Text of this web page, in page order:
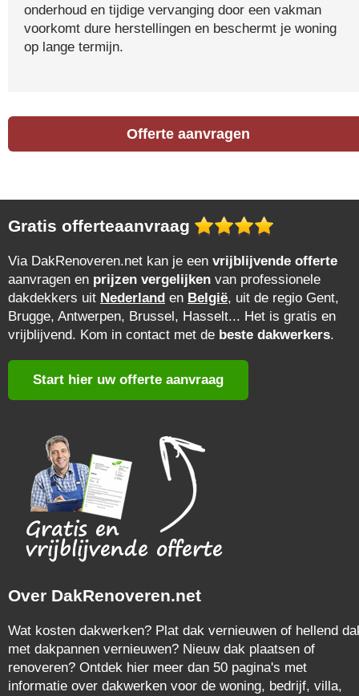
onderhoud en tijdige vervanging door een vakman
voorkomt dure herstellingen en beschermt je woning
op lange termijn.
Offerte aanvragen
Gratis offerteaanvraag
Via DakRenoveren.net kan je een vrijblijvende offerte
aanvragen en prijzen vergelijken van professionele
dakdekkers uit Nederland en België, uit de regio Gent,
Brugge, Antwerpen, Brussel, Hasselt... Het is gratis en
vrijblijvend. Kom in contact met de beste dakwerkers.
Start hier uw offerte aanvraag
Over DakRenoveren.net
Wat kosten dakwerken? Plat dak vernieuwen of hellend
met dakpannen vernieuwen? Nieuw dak plaatsen of
renoveren? Ontdek hier meer dan 50 pagina's met
informatie over dakwerken voor de woning, bedrijf, villa,